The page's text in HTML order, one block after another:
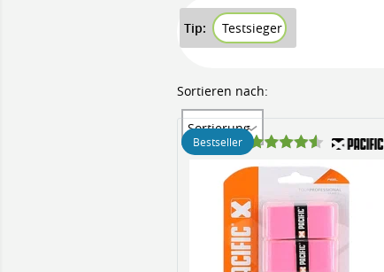
Tip: Testsieger
Sortieren nach:
Sortierung
Bestseller